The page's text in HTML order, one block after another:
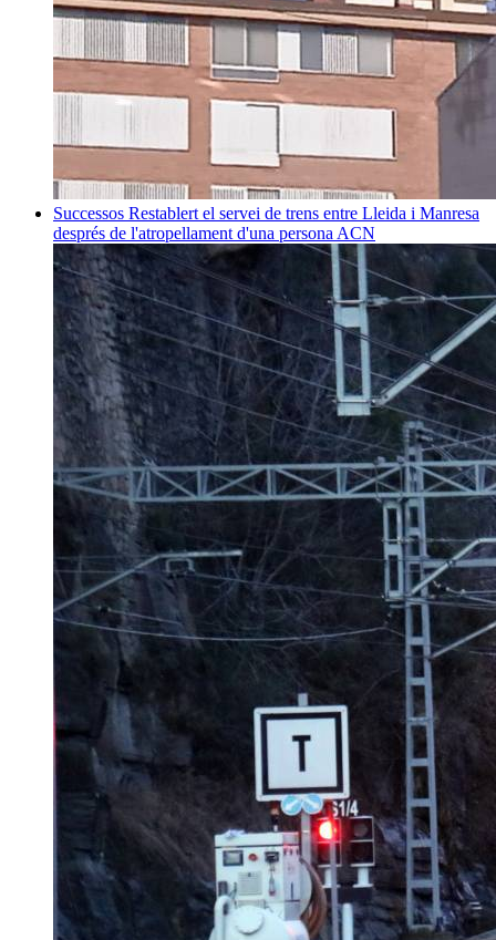
Successos Restablert el servei de trens entre Lleida i Manresa
després de l'atropellament d'una persona ACN